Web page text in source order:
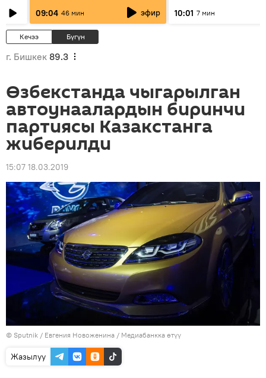
09:04 46 мин эфир
10:01 7 мин
Кечээ Бүгүн
г. Бишкек 89.3
Өзбекстанда чыгарылган
автоунаалардын биринчи
партиясы Казакстанга
жиберилди
15:07 18.03.2019
© Sputnik / Евгения Новоженина / Медиабанкка өтүү
Жазылуу